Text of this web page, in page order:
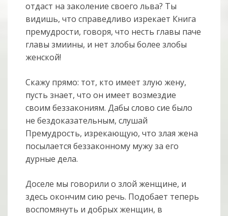
отдаст на заколение своего льва? Ты
видишь, что справедливо изрекает Книга
премудрости, говоря, что несть главы паче
главы змиины, и нет злобы более злобы
женской!
Скажу прямо: тот, кто имеет злую жену,
пусть знает, что он имеет возмездие
своим беззакониям. Дабы слово сие было
не бездоказательным, слушай
Премудрость, изрекающую, что злая жена
посылается беззаконному мужу за его
дурные дела.
Доселе мы говорили о злой женщине, и
здесь окончим сию речь. Подобает теперь
воспомянуть и добрых женщин, в